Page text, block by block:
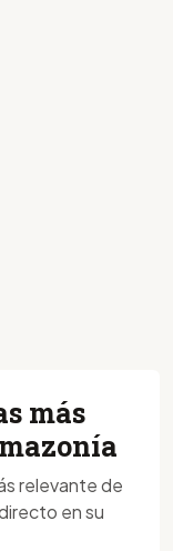
más
relevante de
en su